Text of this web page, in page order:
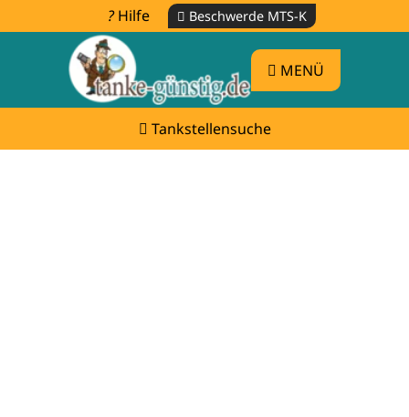
Hilfe Beschwerde MTS-K
MENÜ
Tankstellensuche